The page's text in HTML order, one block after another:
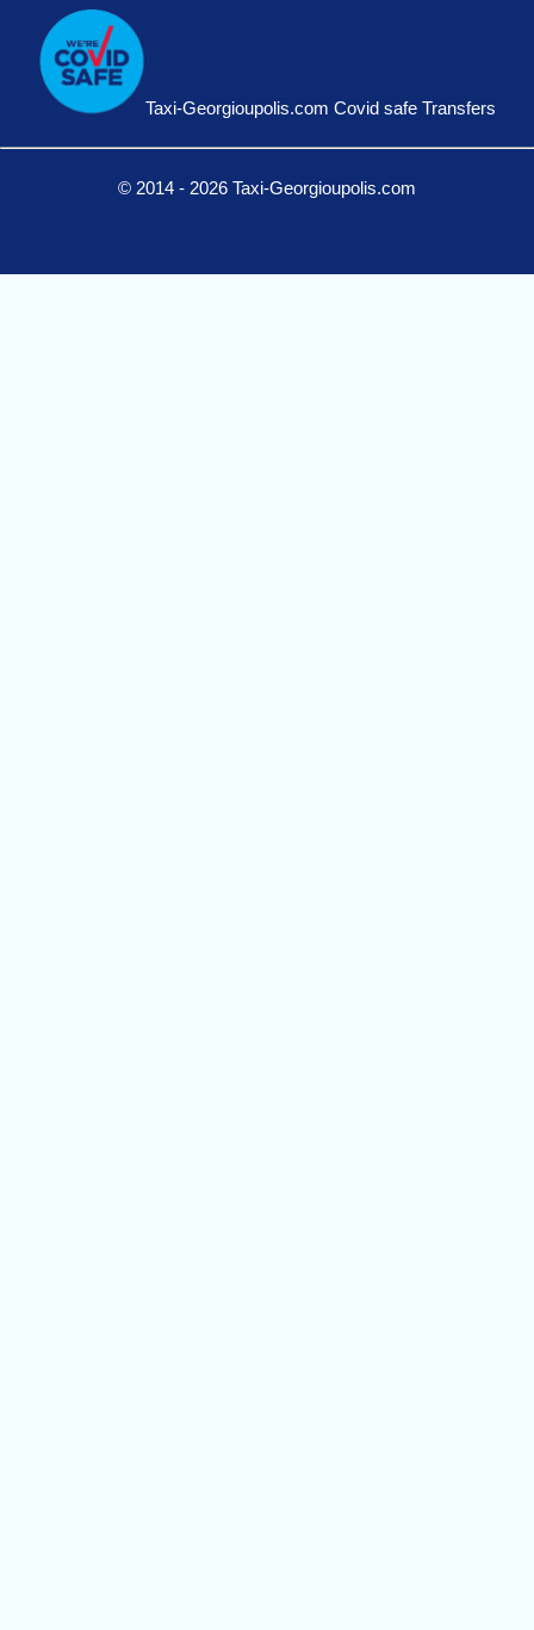
Taxi-Georgioupolis.com Covid safe Transfers
© 2014 - 2026 Taxi-Georgioupolis.com